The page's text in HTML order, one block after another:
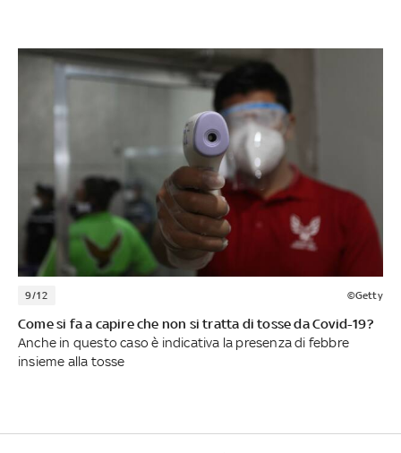
9/12 ©Getty
Come si fa a capire che non si tratta di tosse da Covid-19?
Anche in questo caso è indicativa la presenza di febbre
insieme alla tosse